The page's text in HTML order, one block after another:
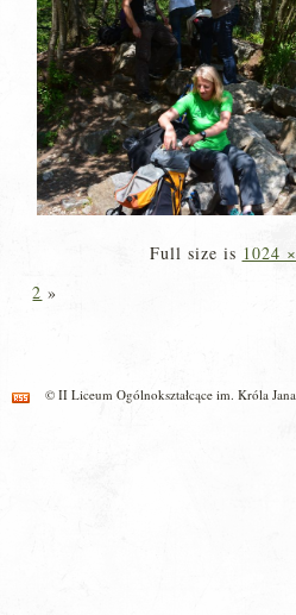
Full size is 1024
2 »
© II Liceum Ogólnokształcące im. Króla